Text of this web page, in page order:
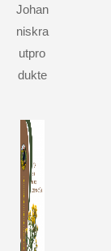
Johan
niskra
utpro
dukte